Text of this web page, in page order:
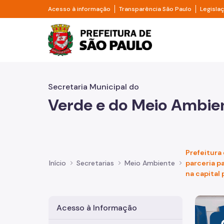
Pular para o Conteúdo principal
Acesso à informação Divisor de acesso à informação
Transparência São Paulo Divisor
Prefeitura de São
Secretaria Municipal do
Verde e do Meio
Início Secretarias Meio Ambiente
Prefeitura
parceria
na capital
Acesso à Informação